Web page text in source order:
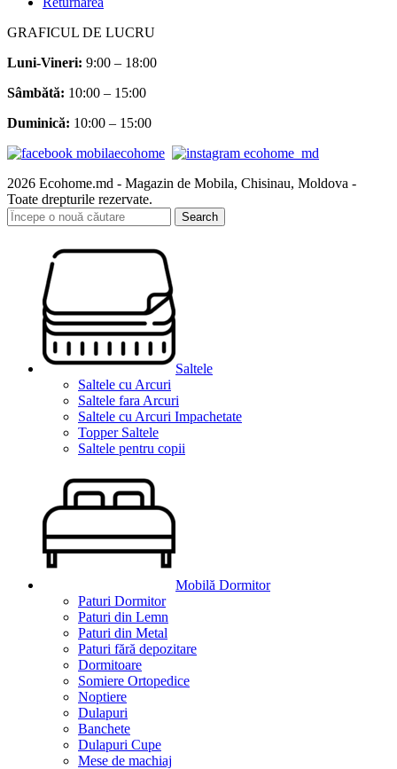
GRAFICUL DE LUCRU
Luni-Vineri: 9:00 – 18:00
Sâmbătă: 10:00 – 15:00
Duminică: 10:00 – 15:00
2026 Ecohome.md - Magazin de Mobila, Chisinau, Moldova -
Toate drepturile rezervate.
Search
Saltele
Saltele cu Arcuri
Saltele fara Arcuri
Saltele cu Arcuri Impachetate
Topper Saltele
Saltele pentru copii
Mobilă Dormitor
Paturi Dormitor
Paturi din Lemn
Paturi din Metal
Paturi fără depozitare
Dormitoare
Somiere Ortopedice
Noptiere
Dulapuri
Banchete
Dulapuri Cupe
Mese de machiaj